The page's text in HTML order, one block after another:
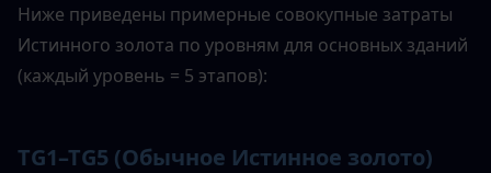
Ниже приведены примерные совокупные затраты
Истинного золота по уровням для основных зданий
(каждый уровень = 5 этапов):
TG1–TG5 (Обычное Истинное золото)